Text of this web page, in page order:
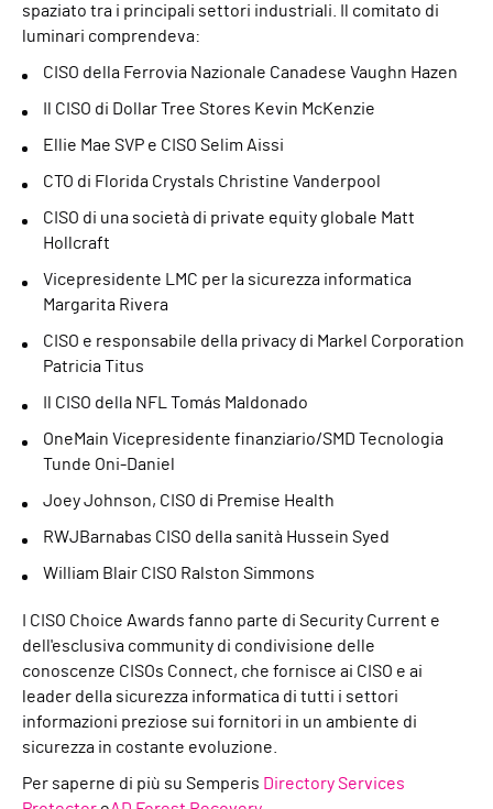
spaziato tra i principali settori industriali. Il comitato di
luminari comprendeva:
CISO della Ferrovia Nazionale Canadese Vaughn Hazen
Il CISO di Dollar Tree Stores Kevin McKenzie
Ellie Mae SVP e CISO Selim Aissi
CTO di Florida Crystals Christine Vanderpool
CISO di una società di private equity globale Matt
Hollcraft
Vicepresidente LMC per la sicurezza informatica
Margarita Rivera
CISO e responsabile della privacy di Markel Corporation
Patricia Titus
Il CISO della NFL Tomás Maldonado
OneMain Vicepresidente finanziario/SMD Tecnologia
Tunde Oni-Daniel
Joey Johnson, CISO di Premise Health
RWJBarnabas CISO della sanità Hussein Syed
William Blair CISO Ralston Simmons
I CISO Choice Awards fanno parte di Security Current e
dell'esclusiva community di condivisione delle
conoscenze CISOs Connect, che fornisce ai CISO e ai
leader della sicurezza informatica di tutti i settori
informazioni preziose sui fornitori in un ambiente di
sicurezza in costante evoluzione.
Per saperne di più su Semperis Directory Services